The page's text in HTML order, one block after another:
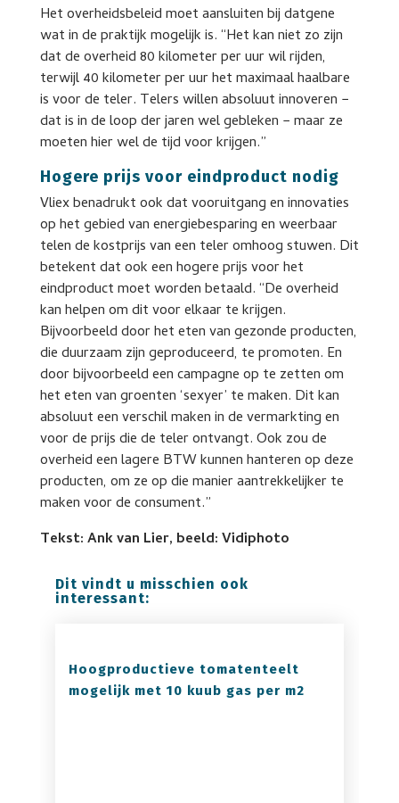
Het overheidsbeleid moet aansluiten bij datgene
wat in de praktijk mogelijk is. “Het kan niet zo zijn
dat de overheid 80 kilometer per uur wil rijden,
terwijl 40 kilometer per uur het maximaal haalbare
is voor de teler. Telers willen absoluut innoveren −
dat is in de loop der jaren wel gebleken − maar ze
moeten hier wel de tijd voor krijgen.”
Hogere prijs voor eindproduct nodig
Vliex benadrukt ook dat vooruitgang en innovaties
op het gebied van energiebesparing en weerbaar
telen de kostprijs van een teler omhoog stuwen. Dit
betekent dat ook een hogere prijs voor het
eindproduct moet worden betaald. “De overheid
kan helpen om dit voor elkaar te krijgen.
Bijvoorbeeld door het eten van gezonde producten,
die duurzaam zijn geproduceerd, te promoten. En
door bijvoorbeeld een campagne op te zetten om
het eten van groenten ‘sexyer’ te maken. Dit kan
absoluut een verschil maken in de vermarkting en
voor de prijs die de teler ontvangt. Ook zou de
overheid een lagere BTW kunnen hanteren op deze
producten, om ze op die manier aantrekkelijker te
maken voor de consument.”
Tekst: Ank van Lier, beeld: Vidiphoto
Dit vindt u misschien ook
interessant:
Hoogproductieve tomatenteelt
mogelijk met 10 kuub gas per m2